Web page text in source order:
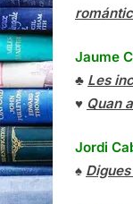
Jaume
♣ Les
♥ Quan
Jordi
♠